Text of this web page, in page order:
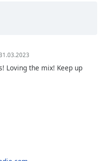
Loving the mix! Keep up